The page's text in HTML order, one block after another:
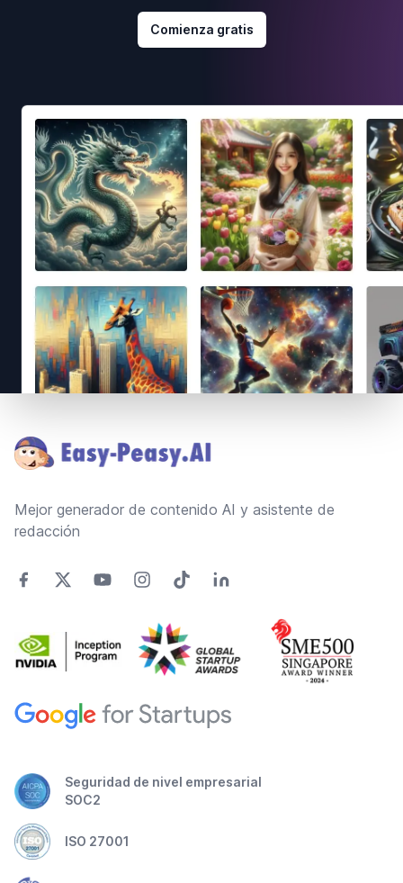
Comienza gratis
Mejor generador de contenido AI y asistente de
redacción
Seguridad de nivel empresarial
SOC2
ISO 27001